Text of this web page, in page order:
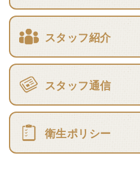
スタッフ紹介
スタッフ通信
衛生ポリシー